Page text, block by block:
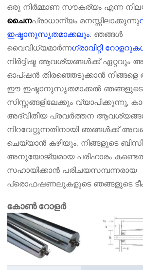
ഒരു നിർമ്മാണ സൗകര്യം എന്ന
ചൈനപ്രാധാന്യം മനസ്സിലാക്കുന്നു
ഇഷ്ടാനുസൃതമാക്കലും. ഞങ്ങൾ
വൈവിധ്യമാർന്നഗ്രാവിറ്റി
നിർദ്ദിഷ്ട ആവശ്യങ്ങൾക്ക്
ഓപ്ഷൻ തിരഞ്ഞെടുക്കാൻ
ഈ ഇഷ്ടാനുസൃതമാക്കൽ
സിസ്റ്റങ്ങളിലേക്കും വ്യാപിക്കുന്നു,
അദ്വിതീയ പ്രവർത്തന
നിറവേറ്റുന്നതിനായി ഞങ്ങൾക്ക്
ചെയ്യാൻ കഴിയും. നിങ്ങളുടെ
അനുയോജ്യമായ പരിഹാരം
സഹായിക്കാൻ പരിചയസമ്പന്നരായ
പ്രൊഫഷണലുകളുടെ ഞങ്ങളുടെ
കോൺ റോളർ